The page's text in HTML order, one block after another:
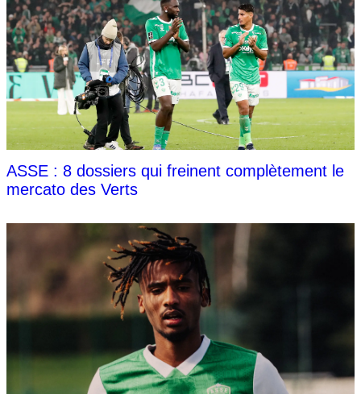
ASSE : 8 dossiers qui freinent complètement le
mercato des Verts